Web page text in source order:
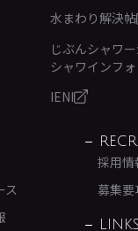
水まわり解決帖
じぶんシャワ
シャワインフォ
IENI
ス
採用情
募集要
LINKS